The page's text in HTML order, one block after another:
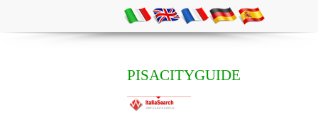
PISACITYGUIDE